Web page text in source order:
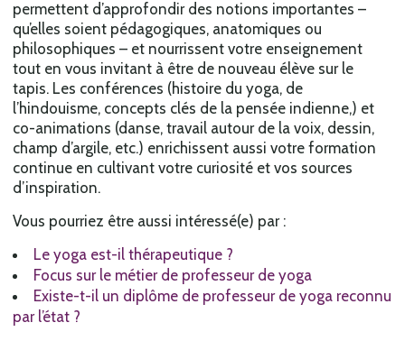
permettent d’approfondir des notions importantes –
qu’elles soient pédagogiques, anatomiques ou
philosophiques – et nourrissent votre enseignement
tout en vous invitant à être de nouveau élève sur le
tapis. Les conférences (histoire du yoga, de
l’hindouisme, concepts clés de la pensée indienne,) et
co-animations (danse, travail autour de la voix, dessin,
champ d’argile, etc.) enrichissent aussi votre formation
continue en cultivant votre curiosité et vos sources
d’inspiration.
Vous pourriez être aussi intéressé(e) par :
Le yoga est-il thérapeutique ?
Focus sur le métier de professeur de yoga
Existe-t-il un diplôme de professeur de yoga reconnu
par l’état ?